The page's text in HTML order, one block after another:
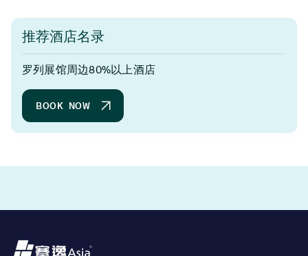
推荐酒店名录
罗列展馆周边80%以上酒店
BOOK NOW
Footer